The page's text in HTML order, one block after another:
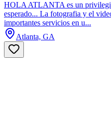
HOLA ATLANTA es un
esperado... La fotografia y el
importantes servicios en u...
Atlanta, GA